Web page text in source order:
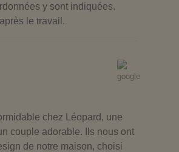
y sont indiquées.
le travail.
chez Léopard, une
couple adorable. Ils nous ont
de notre maison, choisi